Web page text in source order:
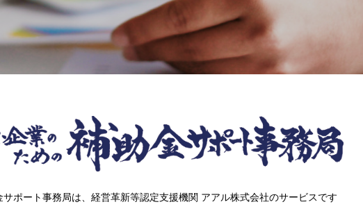
サポート事務局は、経営革新等認定支援機関 アアル株式会社のサービスです